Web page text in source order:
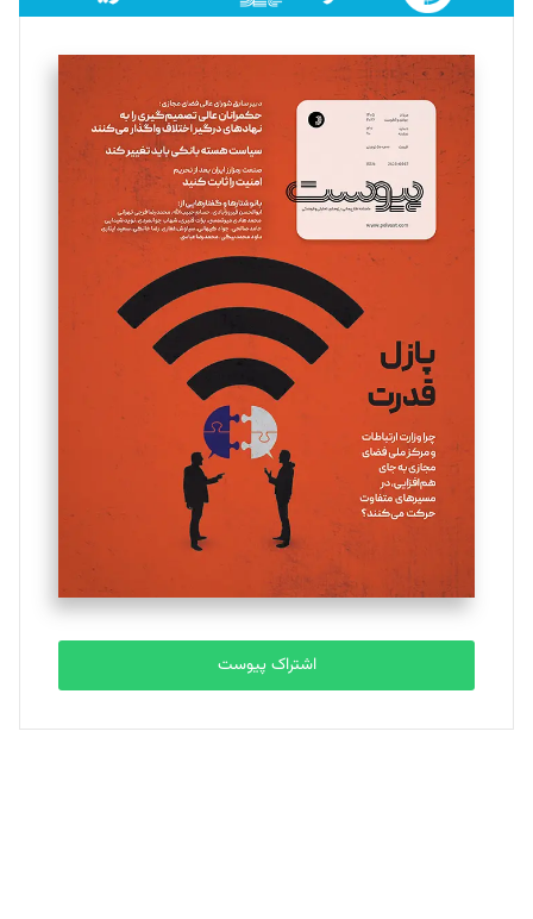
فائزه فتحی رستمی
تحریریه
سروش کرمیان
تحریریه
مینا پاکدل
یسنا امان‌پور
تحریریه
ملینا جعفری
تحریریه
مصطفی مسجدی آرانی
تحریریه
بابک نقاش
تحریریه
اشتراک پیوست